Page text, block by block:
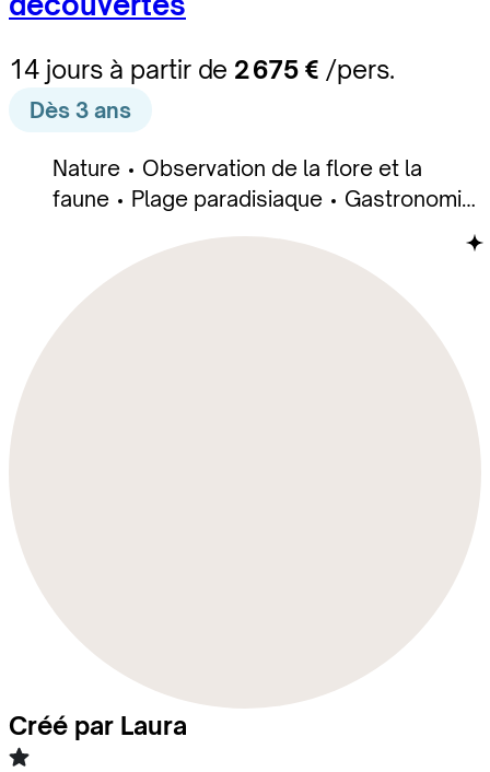
14 jours à partir de 2 675 € /pers.
Dès 3 ans
Nature
Observation de la flore et la
faune
Plage paradisiaque
Gastronomie
Créé par Laura